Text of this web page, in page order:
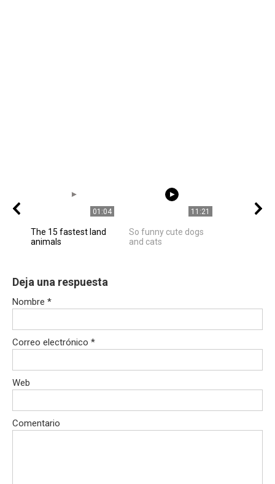
01:04
The 15 fastest land
animals
11:21
So funny cute dogs
and cats
Deja una respuesta
Nombre *
Correo electrónico *
Web
Comentario